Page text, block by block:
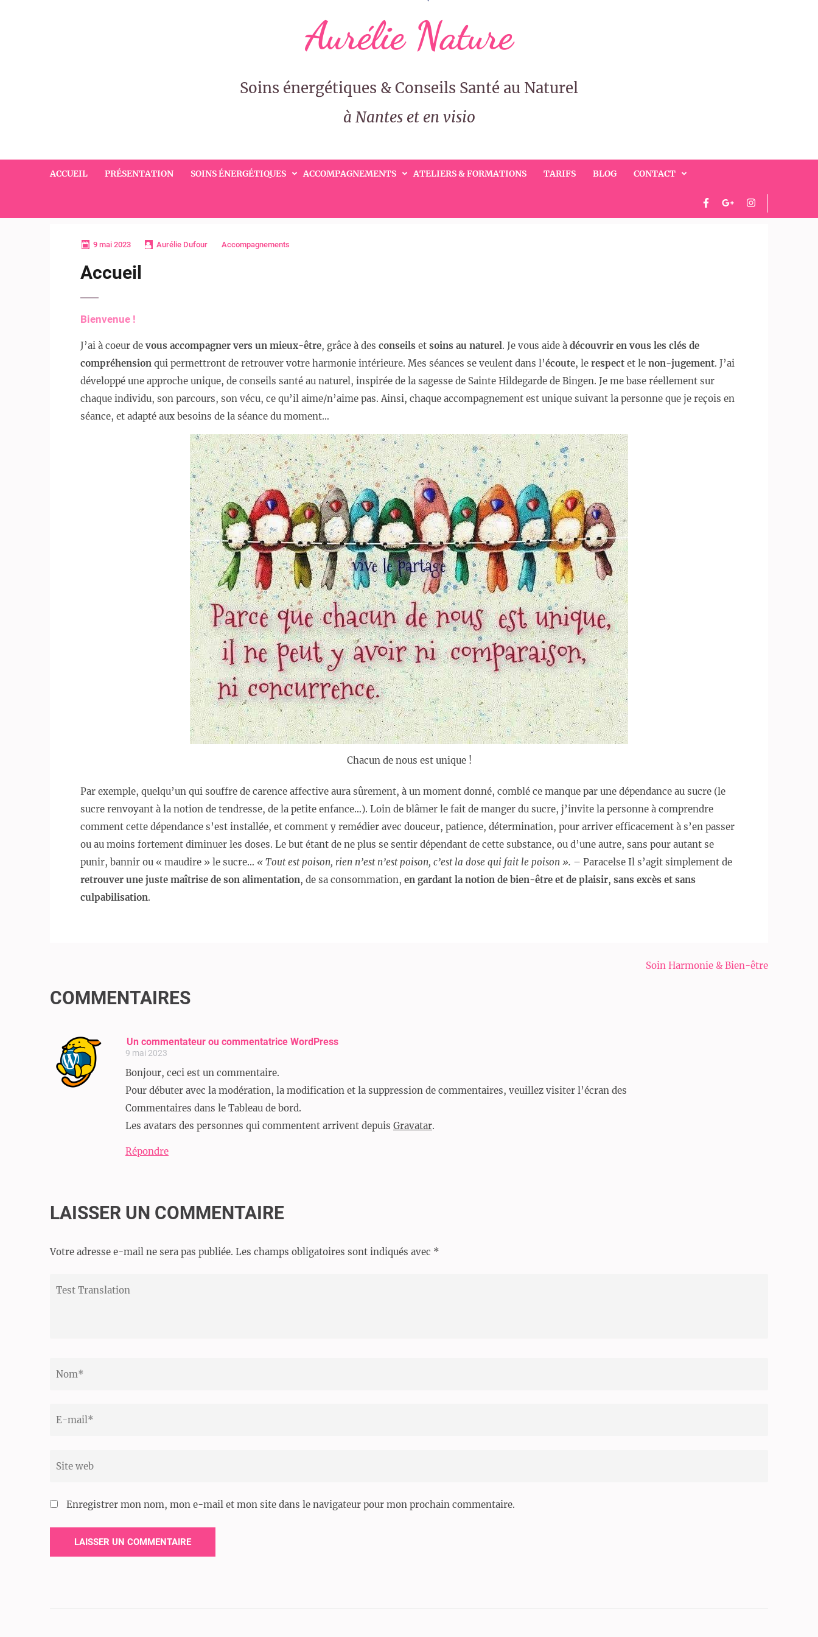
Aurélie Nature
Soins énergétiques & Conseils Santé au Naturel
à Nantes et en visio
ACCUEIL PRÉSENTATION SOINS ÉNERGÉTIQUES ACCOMPAGNEMENTS ATELIERS & FORMATIONS TARIFS BLOG CONTACT
9 mai 2023 Aurélie Dufour Accompagnements
Accueil
Bienvenue !
J’ai à coeur de vous accompagner vers un mieux-être, grâce à des conseils et soins au naturel. Je vous aide à découvrir en vous les clés de
compréhension qui permettront de retrouver votre harmonie intérieure. Mes séances se veulent dans l’écoute, le respect et le non-jugement. J’ai
développé une approche unique, de conseils santé au naturel, inspirée de la sagesse de Sainte Hildegarde de Bingen. Je me base réellement sur
chaque individu, son parcours, son vécu, ce qu’il aime/n’aime pas. Ainsi, chaque accompagnement est unique suivant la personne que je reçois en
séance, et adapté aux besoins de la séance du moment…
Chacun de nous est unique !
Par exemple, quelqu’un qui souffre de carence affective aura sûrement, à un moment donné, comblé ce manque par une dépendance au sucre (le
sucre renvoyant à la notion de tendresse, de la petite enfance…). Loin de blâmer le fait de manger du sucre, j’invite la personne à comprendre
comment cette dépendance s’est installée, et comment y remédier avec douceur, patience, détermination, pour arriver efficacement à s’en passer
ou au moins fortement diminuer les doses. Le but étant de ne plus se sentir dépendant de cette substance, ou d’une autre, sans pour autant se
punir, bannir ou « maudire » le sucre… « Tout est poison, rien n’est n’est poison, c’est la dose qui fait le poison ». – Paracelse Il s’agit simplement de
retrouver une juste maîtrise de son alimentation, de sa consommation, en gardant la notion de bien-être et de plaisir, sans excès et sans
culpabilisation.
l’article
Soin Harmonie & Bien-être
COMMENTAIRES
Un commentateur ou commentatrice WordPress
9 mai 2023
Bonjour, ceci est un commentaire.
Pour débuter avec la modération, la modification et la suppression de commentaires, veuillez visiter l’écran des
Commentaires dans le Tableau de bord.
Les avatars des personnes qui commentent arrivent depuis Gravatar.
Répondre
LAISSER UN COMMENTAIRE
Votre adresse e-mail ne sera pas publiée. Les champs obligatoires sont indiqués avec *
Enregistrer mon nom, mon e-mail et mon site dans le navigateur pour mon prochain commentaire.